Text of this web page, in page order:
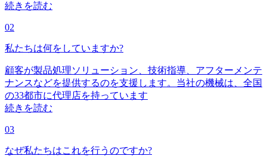
続きを読む
02
私たちは何をしていますか?
顧客が製品処理ソリューション、技術指導、アフターメンテ
ナンスなどを提供するのを支援します。当社の機械は、全国
の33都市に代理店を持っています
続きを読む
03
なぜ私たちはこれを行うのですか?